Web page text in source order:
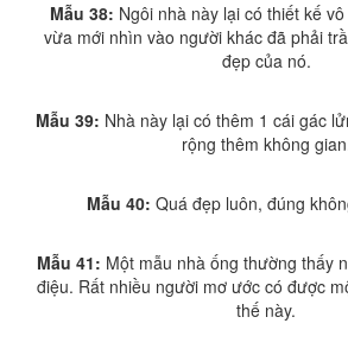
Mẫu 38: Ngôi nhà này lại có thiết kế
vừa mới nhìn vào người khác đã phải
đẹp của nó.
Mẫu 39: Nhà này lại có thêm 1 cái gác
rộng thêm không
Mẫu 40: Quá đẹp luôn, đúng
Mẫu 41: Một mẫu nhà ống thường thấy
điệu. Rất nhiều người mơ ước có được
thế này.